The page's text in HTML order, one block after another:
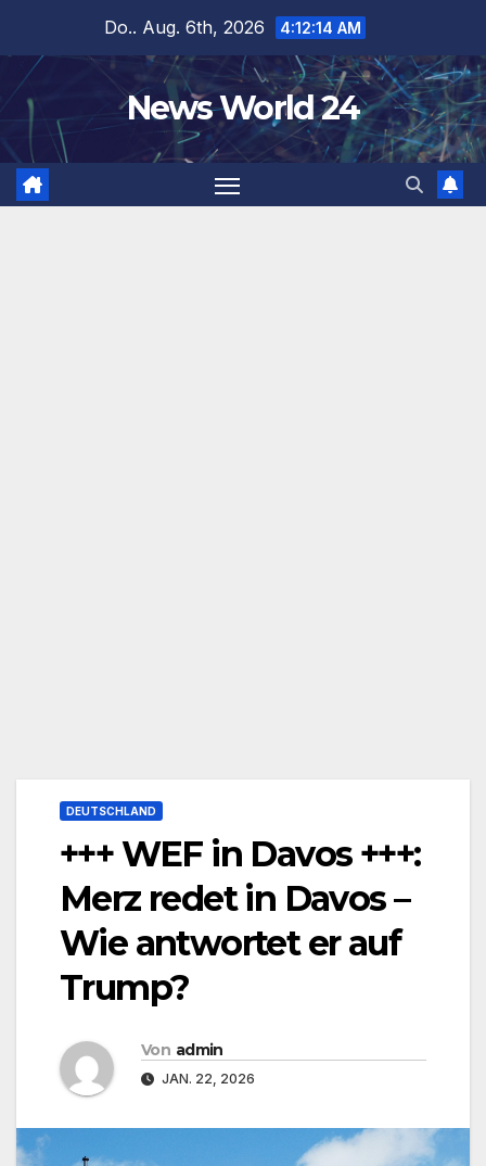
springen
Do.. Aug. 6th, 2026 4:12:15 AM
News World 24
DEUTSCHLAND
+++ WEF in Davos +++:
Merz redet in Davos –
Wie antwortet er auf
Trump?
Von admin
JAN. 22, 2026